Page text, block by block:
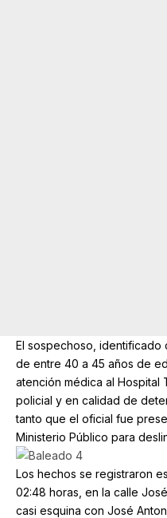
El sospechoso, identificado
de entre 40 a 45 años de
atención médica al Hospital
policial y en calidad de
tanto que el oficial fue
Ministerio Público para
Los hechos se registraron
02:48 horas, en la calle
casi esquina con José